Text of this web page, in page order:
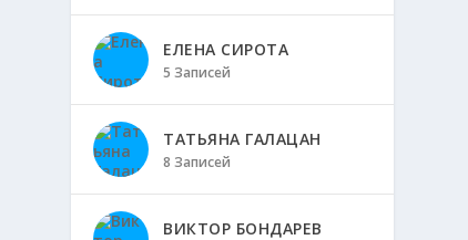
ЕЛЕНА СИРОТА
5 Записей
ТАТЬЯНА ГАЛАЦАН
8 Записей
ВИКТОР БОНДАРЕВ